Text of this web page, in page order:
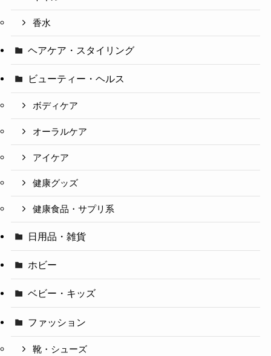
香水
ヘアケア・スタイリング
ビューティー・ヘルス
ボディケア
オーラルケア
アイケア
健康グッズ
健康食品・サプリ系
日用品・雑貨
ホビー
ベビー・キッズ
ファッション
靴・シューズ